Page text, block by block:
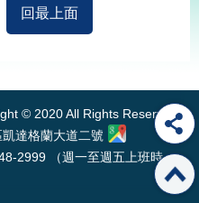
回最上面
© 2020 All Rights Reserved
達格蘭大道二號
2999 （週一至週五上班時